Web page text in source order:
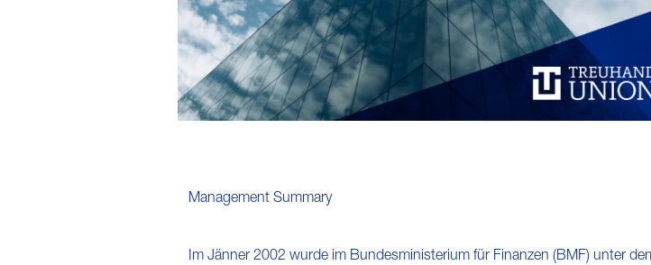
Management Summary
Im Jänner 2002 wurde im Bundesministerium für Finanzen (BMF) unter